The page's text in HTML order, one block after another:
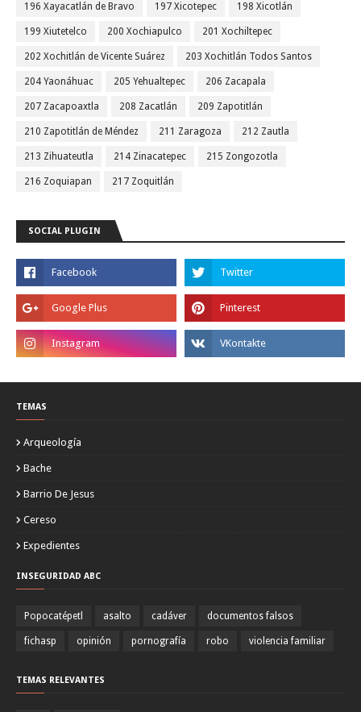
196 Xayacatlán de Bravo 197 Xicotepec 198 Xicotlán
199 Xiutetelco 200 Xochiapulco 201 Xochiltepec
202 Xochitlán de Vicente Suárez 203 Xochitlán Todos Santos
204 Yaonáhuac 205 Yehualtepec 206 Zacapala
207 Zacapoaxtla 208 Zacatlán 209 Zapotitlán
210 Zapotitlán de Méndez 211 Zaragoza 212 Zautla
213 Zihuateutla 214 Zinacatepec 215 Zongozotla
216 Zoquiapan 217 Zoquitlán
SOCIAL PLUGIN
TEMAS
Arqueología
Bache
Barrio De Jesus
Cereso
Expedientes
INSEGURIDAD ABC
Popocatépetl asalto cadáver documentos falsos
fichasp opinión pornografía robo violencia familiar
TEMAS RELEVANTES